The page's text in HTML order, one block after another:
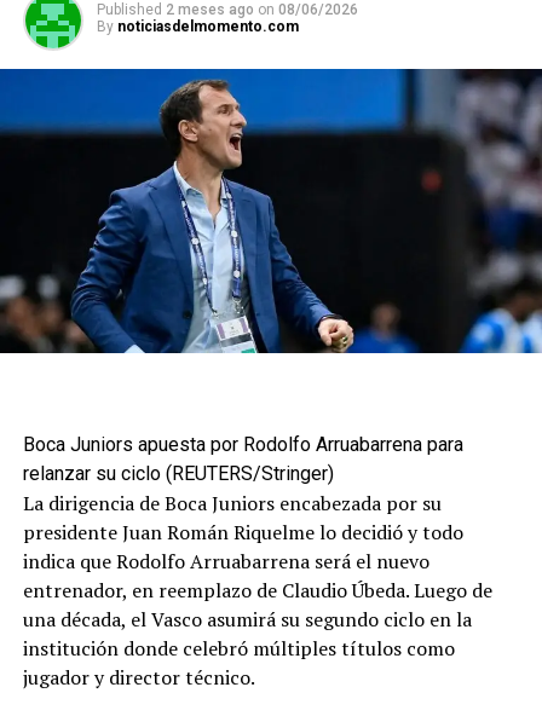
Published 2 meses ago on 08/06/2026
By noticiasdelmomento.com
Boca Juniors apuesta por Rodolfo Arruabarrena para
relanzar su ciclo (REUTERS/Stringer)
La dirigencia de Boca Juniors encabezada por su
presidente Juan Román Riquelme lo decidió y todo
indica que Rodolfo Arruabarrena será el nuevo
entrenador, en reemplazo de Claudio Úbeda. Luego de
una década, el Vasco asumirá su segundo ciclo en la
institución donde celebró múltiples títulos como
jugador y director técnico.